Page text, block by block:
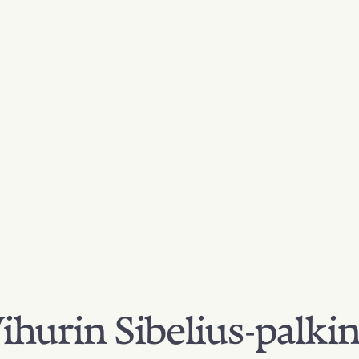
Sibelius-